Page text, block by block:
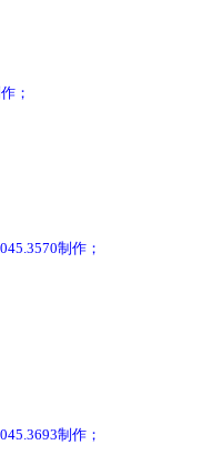
；
制作；
制作；